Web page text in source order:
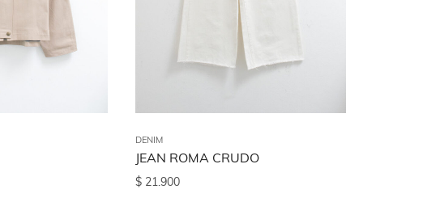
DENIM
JEAN ROMA CRUDO
$21.900